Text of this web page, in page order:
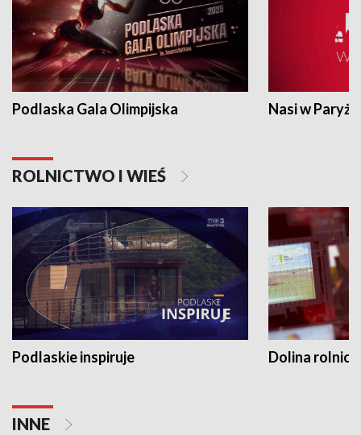
Podlaska Gala Olimpijska Nasi w Paryżu
ROLNICTWO I WIEŚ
Podlaskie inspiruje Dolina
INNE